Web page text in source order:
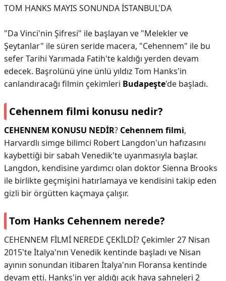
TOM HANKS MAYIS SONUNDA İSTANBUL'DA
"Da Vinci'nin Şifresi" ile başlayan ve "Melekler ve
Şeytanlar" ile süren seride macera, "Cehennem" ile bu
sefer Tarihi Yarımada Fatih'te kaldığı yerden devam
edecek. Başrolünü yine ünlü yıldız Tom Hanks'in
canlandıracağı filmin çekimleri Budapeşte'de başladı.
Cehennem filmi konusu nedir?
CEHENNEM KONUSU NEDİR? Cehennem filmi,
Harvardlı simge bilimci Robert Langdon'un hafızasını
kaybettiği bir sabah Venedik'te uyanmasıyla başlar.
Langdon, kendisine yardımcı olan doktor Sienna Brooks
ile birlikte geçmişini hatırlamaya ve kendisini takip eden
gizli bir örgütten kaçmaya çalışır.
Tom Hanks Cehennem nerede?
CEHENNEM FİLMİ NEREDE ÇEKİLDİ? Çekimler 27 Nisan
2015'te İtalya'nın Venedik kentinde başladı ve Nisan
ayının sonundan itibaren İtalya'nın Floransa kentinde
devam etti. Hanks'in yer aldığı açık hava sahneleri 2